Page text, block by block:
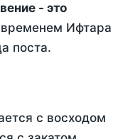
Ифтара
поста.
с восходом